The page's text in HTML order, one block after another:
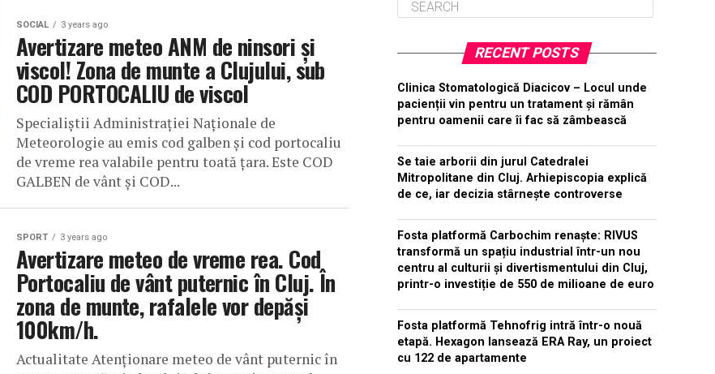
SOCIAL 3 years ago
Avertizare meteo ANM de ninsori și
viscol! Zona de munte a Clujului, sub
COD PORTOCALIU de viscol
Specialiștii Administrației Naționale de
Meteorologie au emis cod galben și cod portocaliu
de vreme rea valabile pentru toată țara. Este COD
GALBEN de vânt și COD...
SPORT 3 years ago
Avertizare meteo de vreme rea. Cod
Portocaliu de vânt puternic în Cluj. În
zona de munte, rafalele vor depăși
100km/h.
Actualitate Atenționare meteo de vânt puternic în
RECENT POSTS
Clinica Stomatologică Diacicov – Locul unde
pacienții vin pentru un tratament și rămân
pentru oamenii care îi fac să zâmbească
Se taie arborii din jurul Catedralei
Mitropolitane din Cluj. Arhiepiscopia explică
de ce, iar decizia stârnește controverse
Fosta platformă Carbochim renaște: RIVUS
transformă un spațiu industrial într-un nou
centru al culturii și divertismentului din Cluj,
printr-o investiție de 550 de milioane de euro
Fosta platformă Tehnofrig intră într-o nouă
etapă. Hexagon lansează ERA Ray, un proiect
cu 122 de apartamente